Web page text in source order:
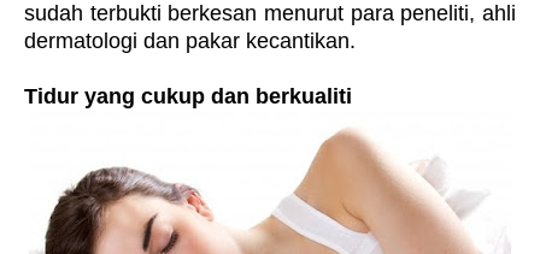
sudah terbukti berkesan menurut para peneliti, ahli
dermatologi dan pakar kecantikan.
Tidur yang cukup dan berkualiti